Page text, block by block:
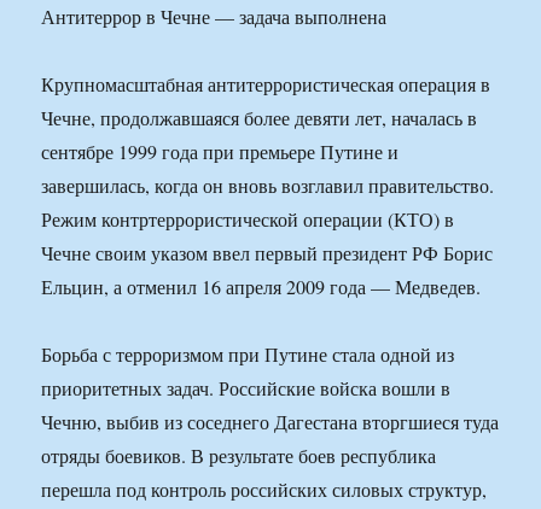
Антитеррор в Чечне — задача выполнена
Крупномасштабная антитеррористическая операция в
Чечне, продолжавшаяся более девяти лет, началась в
сентябре 1999 года при премьере Путине и
завершилась, когда он вновь возглавил правительство.
Режим контртеррористической операции (КТО) в
Чечне своим указом ввел первый президент РФ Борис
Ельцин, а отменил 16 апреля 2009 года — Медведев.
Борьба с терроризмом при Путине стала одной из
приоритетных задач. Российские войска вошли в
Чечню, выбив из соседнего Дагестана вторгшиеся туда
отряды боевиков. В результате боев республика
перешла под контроль российских силовых структур,